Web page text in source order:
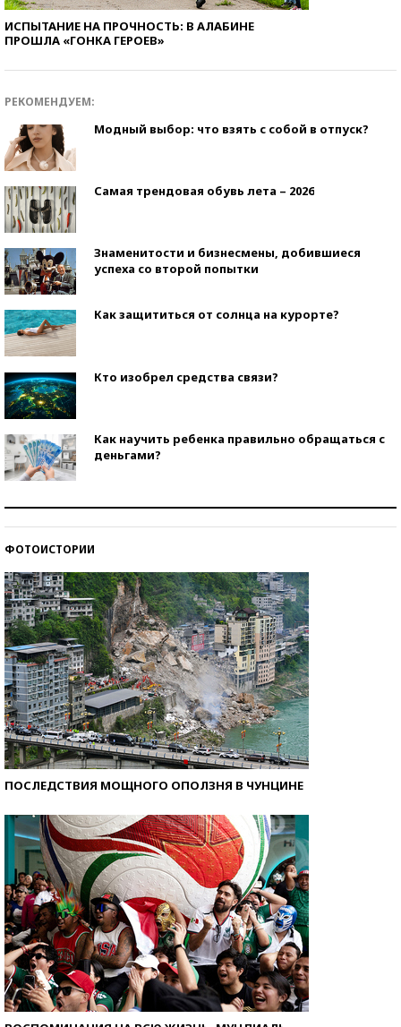
ИСПЫТАНИЕ НА ПРОЧНОСТЬ: В АЛАБИНЕ
ПРОШЛА «ГОНКА ГЕРОЕВ»
РЕКОМЕНДУЕМ:
Модный выбор: что взять с собой в отпуск?
Самая трендовая обувь лета – 2026
Знаменитости и бизнесмены, добившиеся
успеха со второй попытки
Как защититься от солнца на курорте?
Кто изобрел средства связи?
Как научить ребенка правильно обращаться с
деньгами?
ФОТОИСТОРИИ
ПОСЛЕДСТВИЯ МОЩНОГО ОПОЛЗНЯ В ЧУНЦИНЕ